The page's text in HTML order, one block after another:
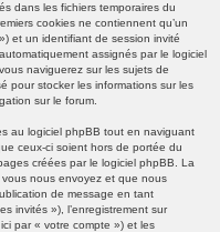
dans les fichiers temporaires du
cookies ne contiennent qu’un
et un identifiant de session invité
assignés par le logiciel
naviguerez sur les sujets de
pour stocker les informations sur les
sur le forum.
au logiciel phpBB tout en naviguant
ceux-ci soient hors de portée du
créées par le logiciel phpBB. La
nous envoyez et que nous
de message en tant
invités »), l’enregistrement sur
par « votre compte ») et les